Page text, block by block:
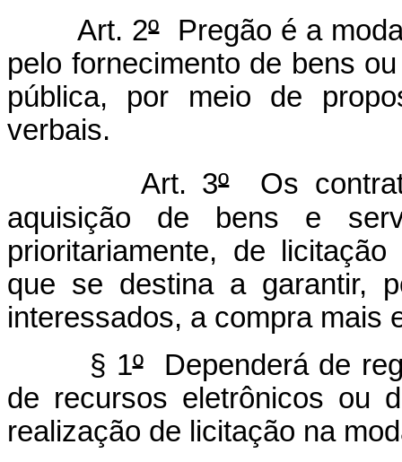
Art. 2ºPregão é a
pelo fornecimento de bens
pública, por meio de
verbais.
Art. 3ºOs
aquisição de bens e
prioritariamente, de
que se destina a garantir,
interessados, a compra mais
§ 1ºDependerá de
de recursos eletrônicos ou
realização de licitação na